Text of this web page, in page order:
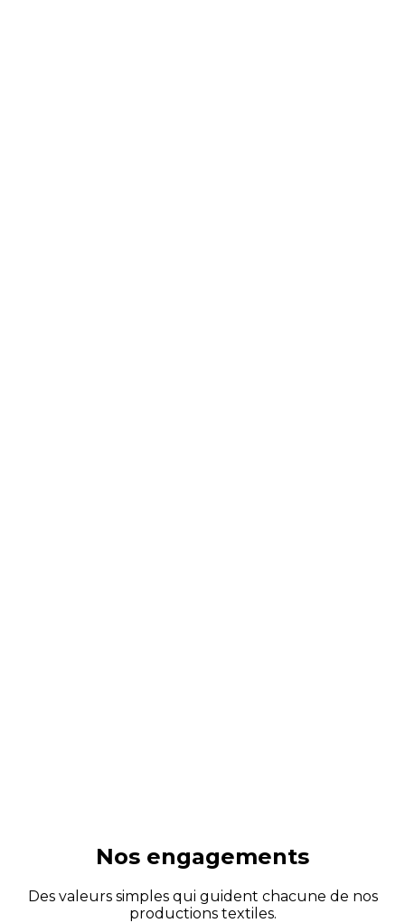
Nos engagements
Des valeurs simples qui guident chacune de nos
productions textiles.